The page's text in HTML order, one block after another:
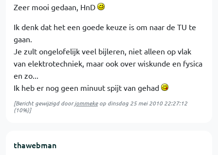
Zeer mooi gedaan, HnD
Ik denk dat het een goede keuze is om naar de TU te
gaan.
Je zult ongelofelijk veel bijleren, niet alleen op vlak
van elektrotechniek, maar ook over wiskunde en fysica
en zo...
Ik heb er nog geen minuut spijt van gehad
[Bericht gewijzigd doorjommekeop dinsdag 25 mei 2010 22:27:12
(10%)]
thawebman